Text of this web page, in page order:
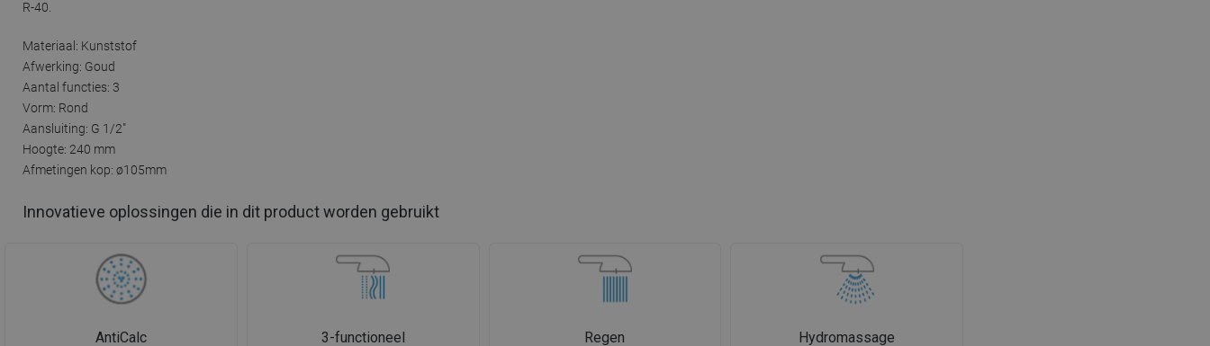
R-40.
Materiaal: Kunststof
Afwerking: Goud
Aantal functies: 3
Vorm: Rond
Aansluiting: G 1/2"
Hoogte: 240 mm
Afmetingen kop: ø105mm
Innovatieve oplossingen die in dit product worden gebruikt
AntiCalc 3-functioneel Regen Hydromassage